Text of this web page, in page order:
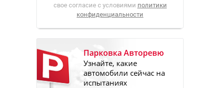
свое согласие с условиями политики
конфиденциальности
Парковка Авторевю
Узнайте, какие
автомобили сейчас на
испытаниях